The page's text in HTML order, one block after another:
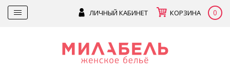
ЛИЧНЫЙ КАБИНЕТ КОРЗИНА 0